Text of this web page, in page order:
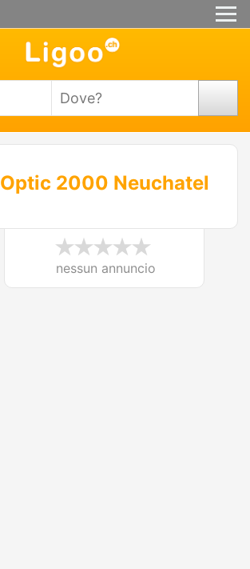
Optic 2000 Neuchatel
nessun annuncio